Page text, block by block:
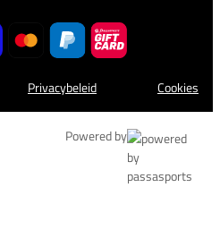
Privacybeleid Cookies
Powered by